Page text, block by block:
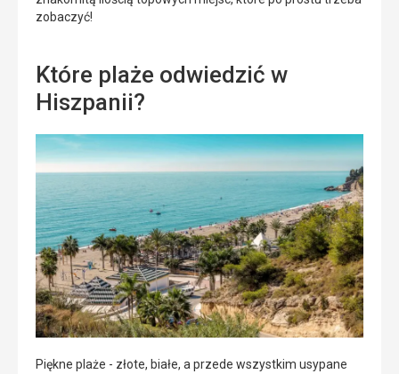
zobaczyć!
Które plaże odwiedzić w
Hiszpanii?
Piękne plaże - złote, białe, a przede wszystkim usypane